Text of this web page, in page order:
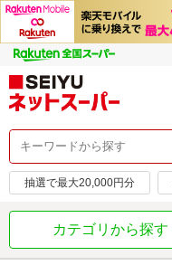
抽選で最大20,000円分
カテゴリから探す